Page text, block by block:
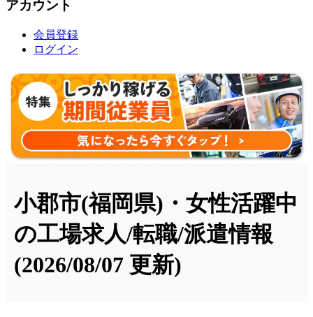
アカウント
会員登録
ログイン
小郡市(福岡県)・女性活躍中
の工場求人/転職/派遣情報
(2026/08/07 更新)